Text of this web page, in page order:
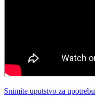
Snimite uputstvo za upotrebu